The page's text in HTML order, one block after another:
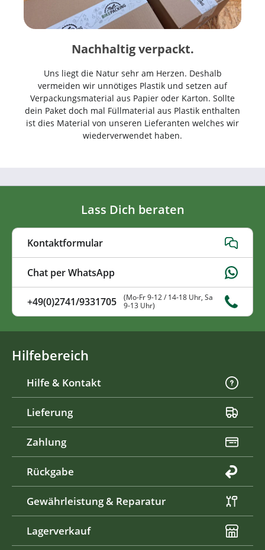
Nachhaltig verpackt.
Uns liegt die Natur sehr am Herzen. Deshalb
vermeiden wir unnötiges Plastik und setzen auf
Verpackungsmaterial aus Papier oder Karton. Sollte
dein Paket doch mal Füllmaterial aus Plastik enthalten
ist dies Material von unseren Lieferanten welches wir
wiederverwendet haben.
Lass Dich beraten
Kontaktformular
Chat per WhatsApp
+49(0)2741/9331705
(Mo-Fr 9-12 / 14-18 Uhr, Sa
9-13 Uhr)
Hilfebereich
Hilfe & Kontakt
Lieferung
Zahlung
Rückgabe
Gewährleistung & Reparatur
Lagerverkauf